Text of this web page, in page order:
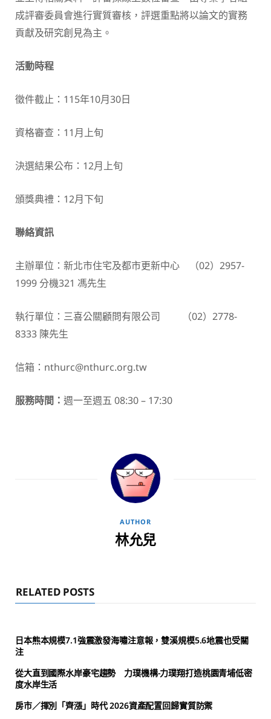
成評審委員會進行實質審核，評選重點將以論文的實務
貢獻及研究創見為主。
活動時程
徵件截止：115年10月30日
資格審查：11月上旬
決選結果公布：12月上旬
頒獎典禮：12月下旬
聯絡資訊
主辦單位：新北市住宅及都市更新中心 （02）2957-
1999 分機321 馮先生
執行單位：三喜公關顧問有限公司 （02）2778-
8333 陳先生
信箱：nthurc@nthurc.org.tw
服務時間： 週一至週五 08:30 – 17:30
AUTHOR
林允兒
RELATED POSTS
日本熊本規模7.1強震激發海嘯注意報，雙溪規模5.6地震也受關
注
從大直到國際水岸豪宅趨勢 力璞機構-力璞翔打造桃園青埔低密
度水岸生活
房市／揮別「齊漲」時代 2026資產配置回歸實質防禦